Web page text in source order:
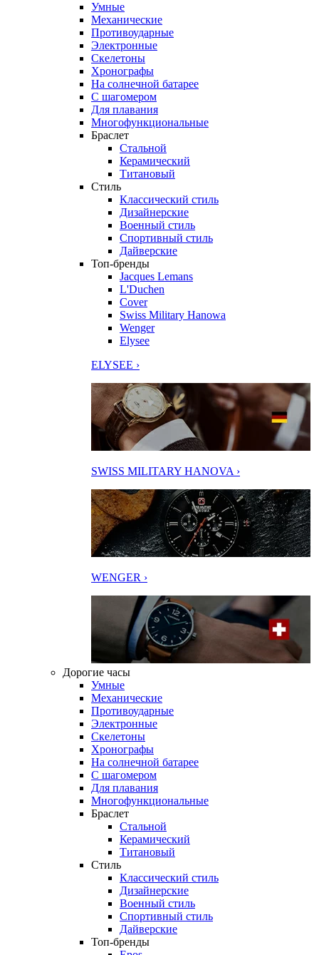
Умные
Механические
Противоударные
Электронные
Скелетоны
Хронографы
На солнечной батарее
С шагомером
Для плавания
Многофункциональные
Браслет
Стальной
Керамический
Титановый
Стиль
Классический стиль
Дизайнерские
Военный стиль
Спортивный стиль
Дайверские
Топ-бренды
Jacques Lemans
L'Duchen
Cover
Swiss Military Hanowa
Wenger
Elysee
ELYSEE ›
SWISS MILITARY HANOVA ›
WENGER ›
Дорогие часы
Умные
Механические
Противоударные
Электронные
Скелетоны
Хронографы
На солнечной батарее
С шагомером
Для плавания
Многофункциональные
Браслет
Стальной
Керамический
Титановый
Стиль
Классический стиль
Дизайнерские
Военный стиль
Спортивный стиль
Дайверские
Топ-бренды